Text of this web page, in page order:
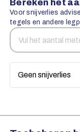
Bereken het
Voor snijverlies
tegels en andere
Aantal
vierkante
Snijverlies